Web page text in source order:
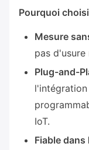
Pourquoi
Mesure
pas d'usure
Plug-and-
IoT.
Fiable